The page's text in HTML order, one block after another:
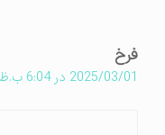
2025/03/01 در 6:04 ب.ظ